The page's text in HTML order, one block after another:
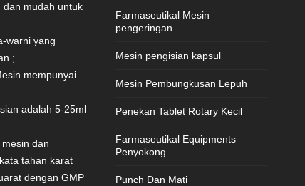
dan mudah untuk
warni yang
;.
mempunyai
adalah 5-25ml
dan
tahan karat
dengan GMP
Farmaseutikal Mesin
pengeringan
Mesin pengisian kapsul
Mesin Pembungkusan Lepuh
Penekan Tablet Rotary Kecil
Farmaseutikal Equipments
Penyokong
Punch Dan Mati